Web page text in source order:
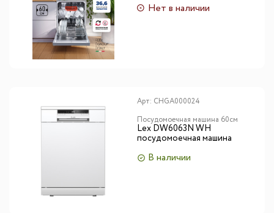
Нет в наличии
Арт: CHGA000024
Посудомоечная машина 60см
Lex DW6063N WH
посудомоечная машина
В наличии